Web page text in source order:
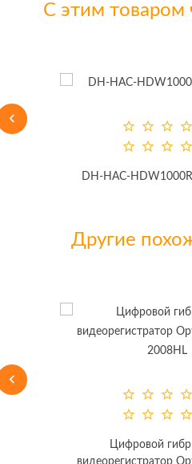
С этим товаром
DH-HAC-
Другие
Цифровой
видеорегистратор